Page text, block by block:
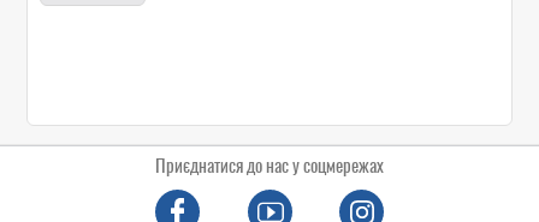
Приєднатися до нас у соцмережах